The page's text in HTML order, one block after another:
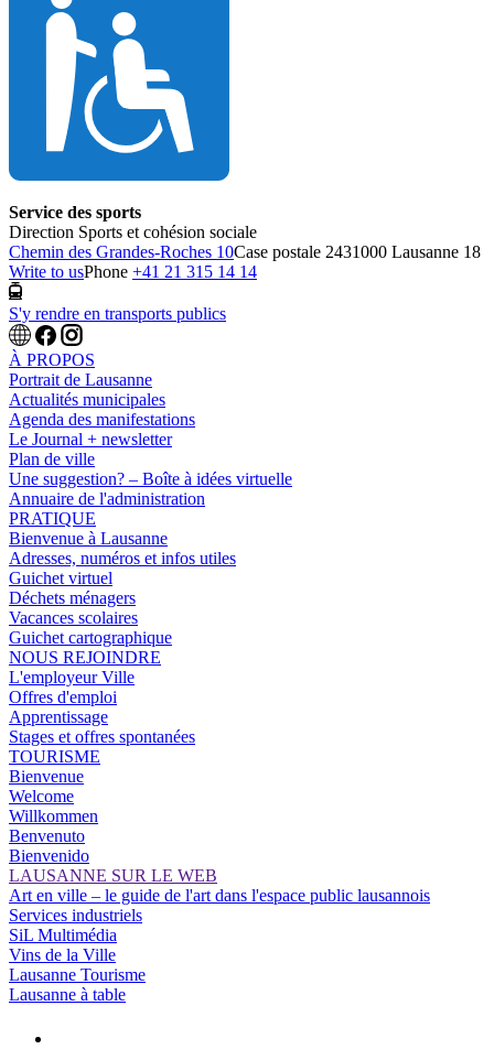
Service des sports
Direction Sports et cohésion sociale
Chemin des Grandes-Roches 10Case postale 2431000 Lausanne 18
Write to usPhone +41 21 315 14 14
S'y rendre en transports publics
À PROPOS
Portrait de Lausanne
Actualités municipales
Agenda des manifestations
Le Journal + newsletter
Plan de ville
Une suggestion? – Boîte à idées virtuelle
Annuaire de l'administration
PRATIQUE
Bienvenue à Lausanne
Adresses, numéros et infos utiles
Guichet virtuel
Déchets ménagers
Vacances scolaires
Guichet cartographique
NOUS REJOINDRE
L'employeur Ville
Offres d'emploi
Apprentissage
Stages et offres spontanées
TOURISME
Bienvenue
Welcome
Willkommen
Benvenuto
Bienvenido
LAUSANNE SUR LE WEB
Art en ville – le guide de l'art dans l'espace public lausannois
Services industriels
SiL Multimédia
Vins de la Ville
Lausanne Tourisme
Lausanne à table